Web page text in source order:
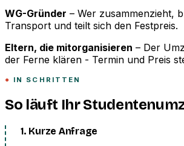
WG-Gründer – Wer zusammenzieht,
Transport und teilt sich den Festpreis.
Eltern, die mitorganisieren – Der
der Ferne klären - Termin und Preis
IN SCHRITTEN
So läuft Ihr
1. Kurze Anfrage